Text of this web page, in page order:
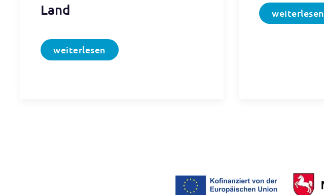
Land
weiterlesen
weiterlesen